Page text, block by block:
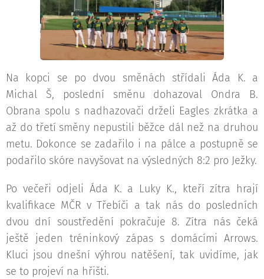
Na kopci se po dvou směnách střídali Áda K. a
Michal Š, poslední směnu dohazoval Ondra B.
Obrana spolu s nadhazovači drželi Eagles zkrátka a
až do třetí směny nepustili běžce dál než na druhou
metu. Dokonce se zadařilo i na pálce a postupně se
podařilo skóre navyšovat na výsledných 8:2 pro Ježky.
Po večeři odjeli Áda K. a Luky K., kteří zítra hrají
kvalifikace MČR v Třebíči a tak nás do posledních
dvou dní soustředění pokračuje 8. Zítra nás čeká
ještě jeden tréninkový zápas s domácími Arrows.
Kluci jsou dnešní výhrou natěšení, tak uvidíme, jak
se to projeví na hřišti.